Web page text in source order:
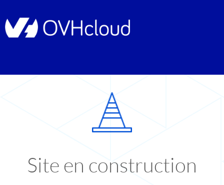
Site en construction